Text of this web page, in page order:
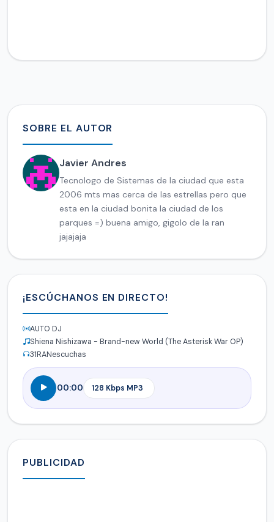
SOBRE EL AUTOR
Javier Andres
Tecnologo de Sistemas de la ciudad que esta
2006 mts mas cerca de las estrellas pero que
esta en la ciudad bonita la ciudad de los
parques =) buena amigo, gigolo de la ran
jajajaja
¡ESCÚCHANOS EN DIRECTO!
AUTO DJ
Shiena Nishizawa - Brand-new World (The Asterisk War OP)
31RANescuchas
00:00
PUBLICIDAD